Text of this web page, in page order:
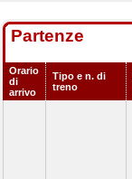
Partenze
Orario
di
arrivo
Tipo e n. di
treno